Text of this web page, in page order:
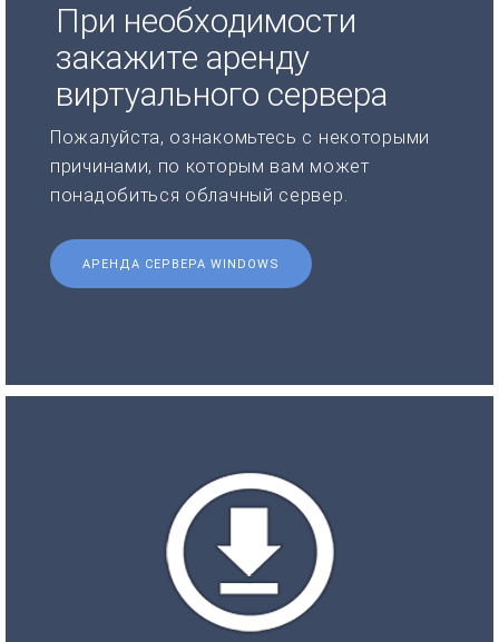
При необходимости
закажите аренду
виртуального сервера
Пожалуйста, ознакомьтесь с некоторыми
причинами, по которым вам может
понадобиться облачный сервер.
АРЕНДА СЕРВЕРА WINDOWS